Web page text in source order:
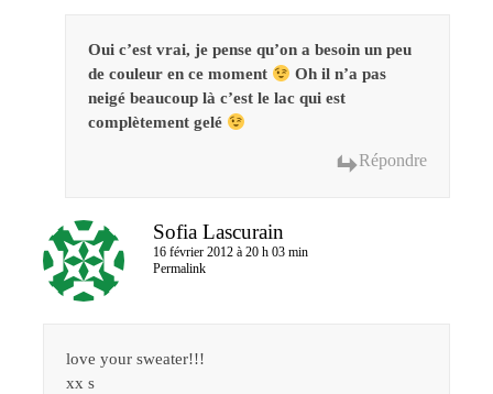
Oui c’est vrai, je pense qu’on a besoin un peu
de couleur en ce moment
Oh il n’a pas
neigé beaucoup là c’est le lac qui est
complètement gelé
Répondre
Sofia Lascurain
16 février 2012 à 20 h 03 min
Permalink
love your sweater!!!
xx s